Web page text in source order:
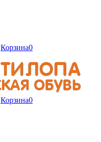
Корзина0
Корзина0